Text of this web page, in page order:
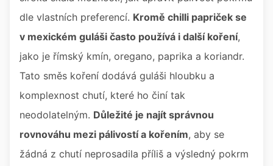
dle vlastních preferencí. Kromě chilli papriček se
v mexickém guláši často používá i další koření,
jako je římský kmín, oregano, paprika a koriandr.
Tato směs koření dodává guláši hloubku a
komplexnost chutí, které ho činí tak
neodolatelným. Důležité je najít správnou
rovnováhu mezi pálivostí a kořením, aby se
žádná z chutí neprosadila příliš a výsledný pokrm